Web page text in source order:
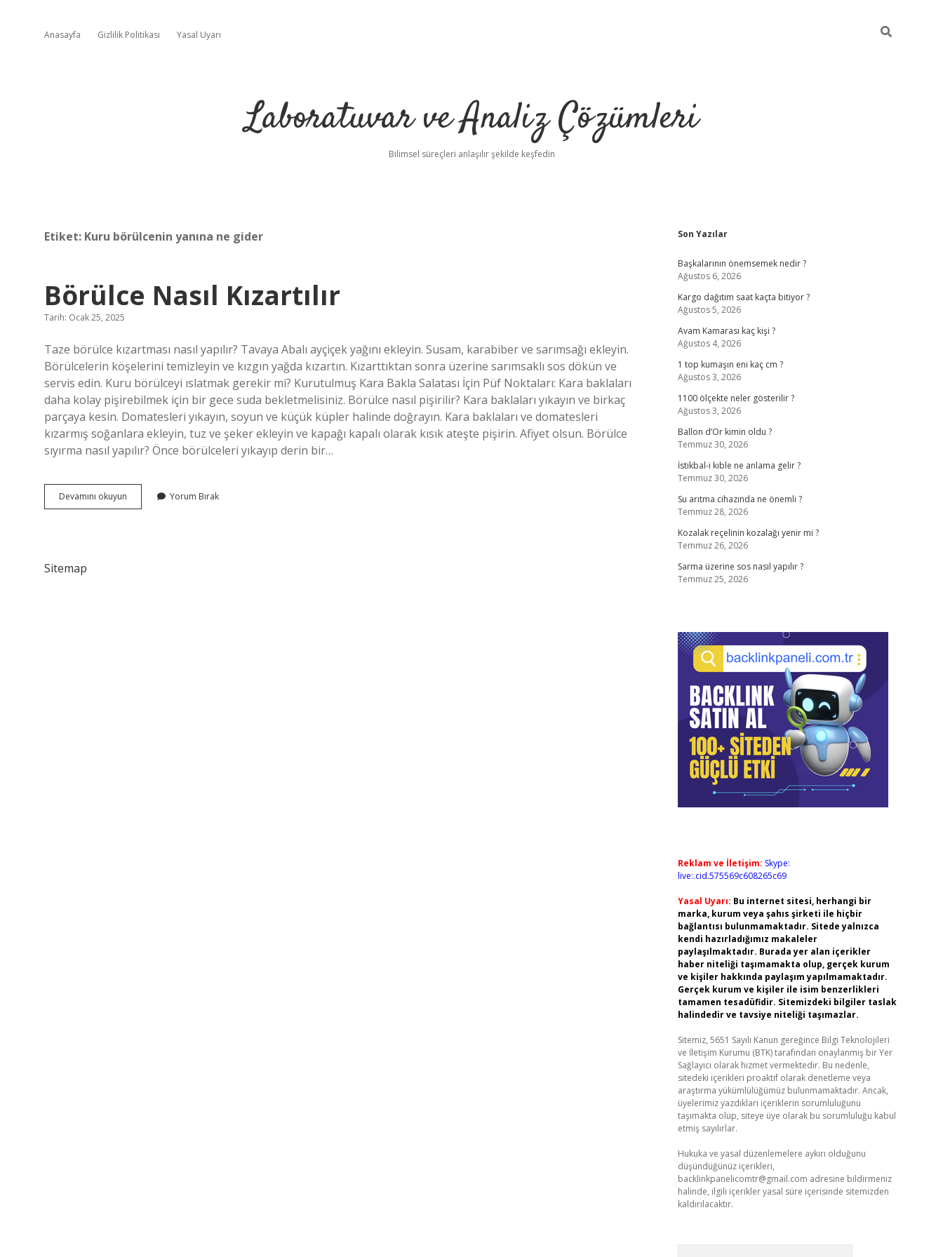
Anasayfa Gizlilik Politikası Yasal Uyarı
Laboratuvar ve Analiz Çözümleri
Bilimsel süreçleri anlaşılır şekilde keşfedin
Etiket: Kuru börülcenin yanına ne gider
Börülce Nasıl Kızartılır
Tarih: Ocak 25, 2025
Taze börülce kızartması nasıl yapılır? Tavaya Abalı ayçiçek yağını ekleyin. Susam, karabiber ve sarımsağı ekleyin.
Börülcelerin köşelerini temizleyin ve kızgın yağda kızartın. Kızarttıktan sonra üzerine sarımsaklı sos dökün ve
servis edin. Kuru börülceyi ıslatmak gerekir mi? Kurutulmuş Kara Bakla Salatası İçin Püf Noktaları: Kara baklaları
daha kolay pişirebilmek için bir gece suda bekletmelisiniz. Börülce nasıl pişirilir? Kara baklaları yıkayın ve birkaç
parçaya kesin. Domatesleri yıkayın, soyun ve küçük küpler halinde doğrayın. Kara baklaları ve domatesleri
kızarmış soğanlara ekleyin, tuz ve şeker ekleyin ve kapağı kapalı olarak kısık ateşte pişirin. Afiyet olsun. Börülce
sıyırma nasıl yapılır? Önce börülceleri yıkayıp derin bir…
Devamını okuyun
Nasıl
Yorum Bırak
Sitemap
Sidebar
Son Yazılar
Başkalarının önemsemek nedir ?
Ağustos 6, 2026
Kargo dağıtım saat kaçta bitiyor ?
Ağustos 5, 2026
Avam Kamarası kaç kişi ?
Ağustos 4, 2026
1 top kumaşın eni kaç cm ?
Ağustos 3, 2026
1100 ölçekte neler gösterilir ?
Ağustos 3, 2026
Ballon d’Or kimin oldu ?
Temmuz 30, 2026
İstikbal-i kıble ne anlama gelir ?
Temmuz 30, 2026
Su arıtma cihazında ne önemli ?
Temmuz 28, 2026
Kozalak reçelinin kozalağı yenir mi ?
Temmuz 26, 2026
Sarma üzerine sos nasıl yapılır ?
Temmuz 25, 2026
Reklam ve İletişim: Skype:
live:.cid.575569c608265c69
Yasal Uyarı: Bu internet sitesi, herhangi bir
marka, kurum veya şahıs şirketi ile hiçbir
bağlantısı bulunmamaktadır. Sitede yalnızca
kendi hazırladığımız makaleler
paylaşılmaktadır. Burada yer alan içerikler
haber niteliği taşımamakta olup, gerçek kurum
ve kişiler hakkında paylaşım yapılmamaktadır.
Gerçek kurum ve kişiler ile isim benzerlikleri
tamamen tesadüfidir. Sitemizdeki bilgiler taslak
halindedir ve tavsiye niteliği taşımazlar.
Sitemiz, 5651 Sayılı Kanun gereğince Bilgi Teknolojileri
ve İletişim Kurumu (BTK) tarafından onaylanmış bir Yer
Sağlayıcı olarak hizmet vermektedir. Bu nedenle,
sitedeki içerikleri proaktif olarak denetleme veya
araştırma yükümlülüğümüz bulunmamaktadır. Ancak,
üyelerimiz yazdıkları içeriklerin sorumluluğunu
taşımakta olup, siteye üye olarak bu sorumluluğu kabul
etmiş sayılırlar.
Hukuka ve yasal düzenlemelere aykırı olduğunu
düşündüğünüz içerikleri,
backlinkpanelicomtr@gmail.com adresine bildirmeniz
halinde, ilgili içerikler yasal süre içerisinde sitemizden
kaldırılacaktır.